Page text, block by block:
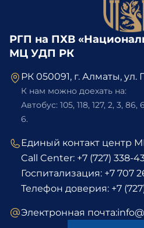
Платные услуги
Medical tourism
Контакты
Версия для
РГП на ПХВ
МЦ УДП РК
РК 050091, г. Алматы, ул.
К нам можно доехать на:
Автобус: 105, 118, 127, 2, 3,
6.
Единый контакт центр
Call Center: +7 (727) 338-
Госпитализация: +7 707
Телефон доверия: +7
Электронная почта: